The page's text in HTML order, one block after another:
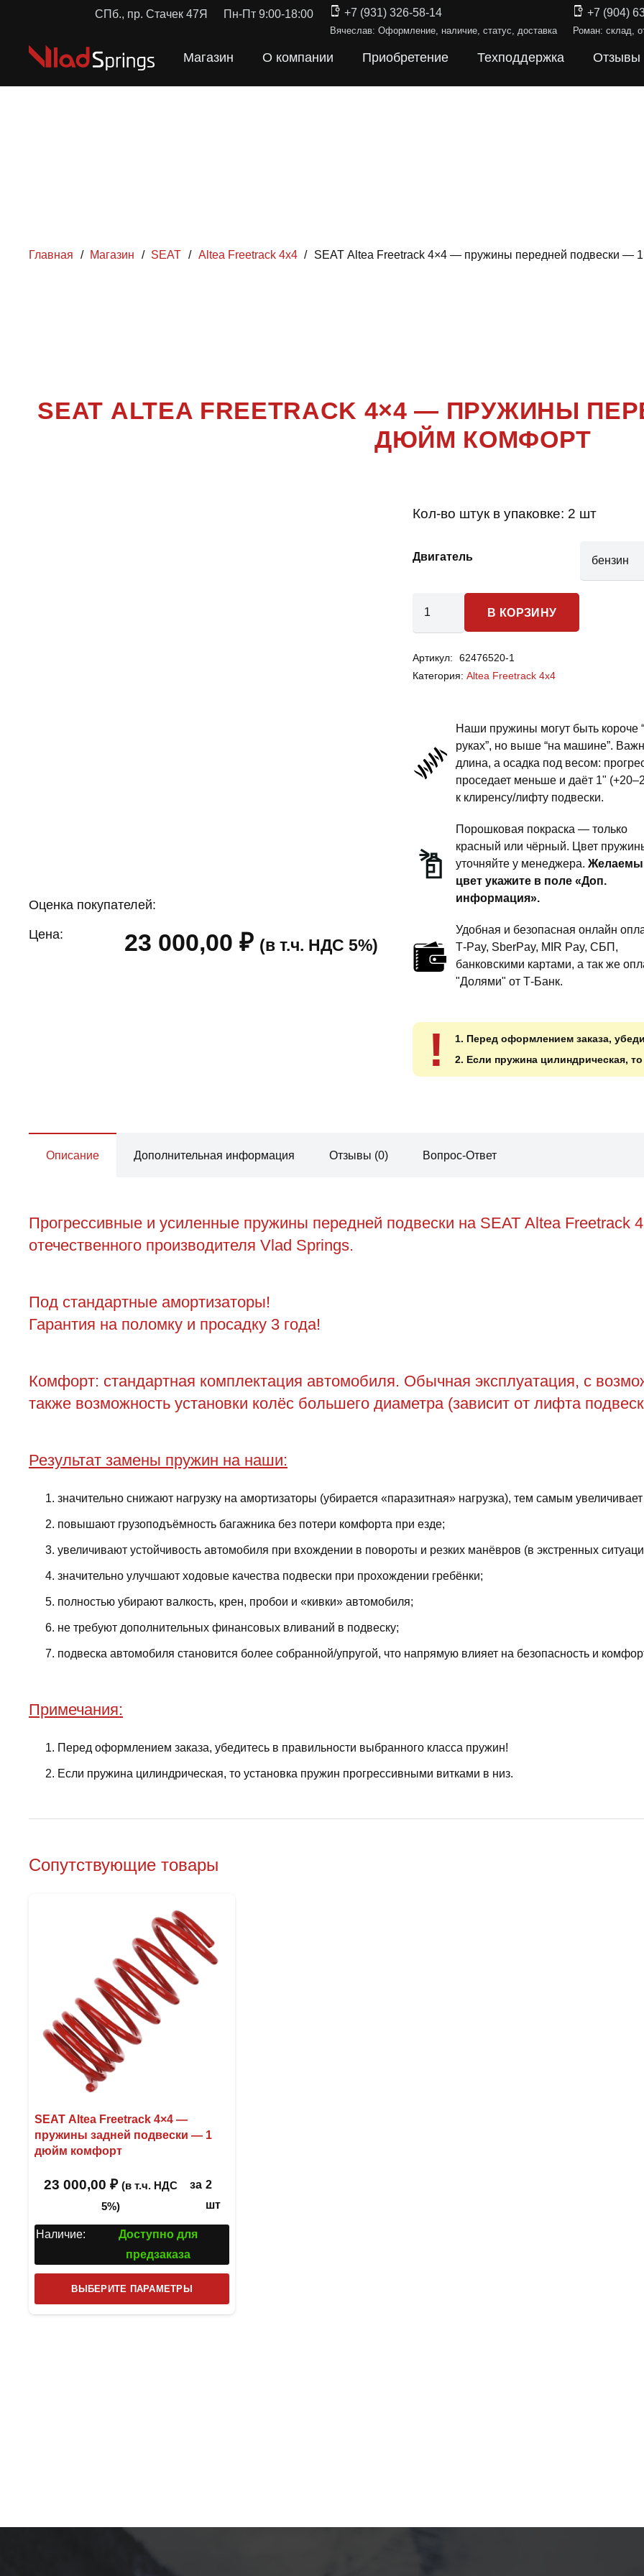
СПб., пр. Стачек 47Я Пн-Пт 9:00-18:00 +7 (931) 326-58-14
Вячеслав: Оформление, наличие, статус, доставка
+7 (904)
Роман: склад,
Магазин О компании Приобретение Техподдержка Отзывы
Главная / Магазин / SEAT / Altea Freetrack 4x4 / SEAT Altea Freetrack 4×4 — пружины передней подвески —
ALTEA
SEAT ALTEA FREETRACK 4×4 — ПРУЖИНЫ
ДЮЙМ КОМФОРТ
Оценка покупателей:
Цена: 23 000,00₽ (в т.ч. НДС 5%)
Кол-во штук в упаковке: 2 шт
Двигатель
Freetrack
4x4
пружины
передней
подвески
комфорт
В КОРЗИНУ
Артикул:
62476520-1
Категория:Altea Freetrack 4x4
Наши пружины могут быть короче
руках”, но выше “на машине”.
длина, а осадка под весом:
проседает меньше и даёт 1"
к клиренсу/лифту подвески.
Порошковая покраска — только
красный или чёрный. Цвет
уточняйте у менеджера.
цвет укажите в поле «Доп.
информация».
Удобная и безопасная онлайн
T‑Pay, SberPay, MIR Pay, СБП,
банковскими картами, а так же
"Долями" от Т-Банк.
!
1. Перед оформлением заказа,
2. Если пружина цилиндрическая,
Описание Дополнительная информация Отзывы (0) Вопрос-Ответ
Прогрессивные и усиленные пружины передней подвески на SEAT Altea
отечественного производителя Vlad Springs.
Под стандартные амортизаторы!
Гарантия на поломку и просадку 3 года!
Комфорт: стандартная комплектация автомобиля. Обычная эксплуатация, с
также возможность установки колёс большего диаметра (зависит от лифта
Результат замены пружин на наши:
значительно снижают нагрузку на амортизаторы (убирается «паразитная» нагрузка), тем самым
повышают грузоподъёмность багажника без потери комфорта при езде;
увеличивают устойчивость автомобиля при вхождении в повороты и резких манёвров (в экстренных
значительно улучшают ходовые качества подвески при прохождении гребёнки;
полностью убирают валкость, крен, пробои и «кивки» автомобиля;
не требуют дополнительных финансовых вливаний в подвеску;
подвеска автомобиля становится более собранной/упругой, что напрямую влияет на безопасность и
Примечания:
Перед оформлением заказа, убедитесь в правильности выбранного класса пружин!
Если пружина цилиндрическая, то установка пружин прогрессивными витками в низ.
Сопутствующие товары
SEAT Altea Freetrack 4×4 —
пружины задней подвески — 1
дюйм комфорт
23 000,00 ₽ (в т.ч. НДС
5%)
за 2
шт
Наличие:
Доступно для
предзаказа
ВЫБЕРИТЕ ПАРАМЕТРЫ
товар